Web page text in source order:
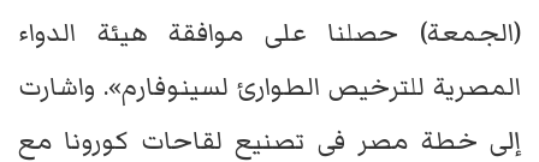
(الجمعة) حصلنا على موافقة هيئة الدواء
المصرية للترخيص الطوارئ لسينوفارم». واشارت
إلى خطة مصر فى تصنيع لقاحات كورونا مع